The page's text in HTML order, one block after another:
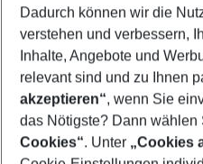
Mehr Filter
Footer
Footer navigation
Dadurch können wir die
verstehen und verbessern,
Inhalte, Angebote und
relevant sind und zu Ihnen
akzeptieren“, wenn Sie
das Nötigste? Dann wählen
Cookies“. Unter „Cookies